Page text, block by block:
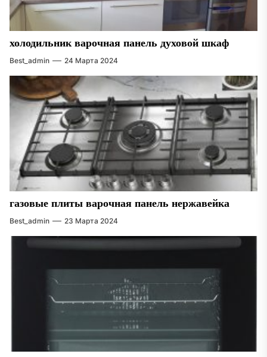
холодильник варочная панель духовой шкаф
Best_admin 24 Марта 2024
газовые плиты варочная панель нержавейка
Best_admin 23 Марта 2024